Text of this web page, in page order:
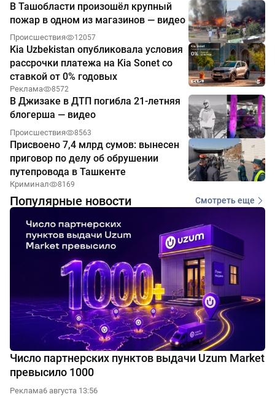
В Ташобласти произошёл крупный
пожар в одном из магазинов — видео
Происшествия 12057
Kia Uzbekistan опубликовала условия
рассрочки платежа на Kia Sonet со
ставкой от 0% годовых
Реклама 8572
В Джизаке в ДТП погибла 21-летняя
блогерша — видео
Происшествия 8563
Присвоено 7,4 млрд сумов: вынесен
приговор по делу об обрушении
путепровода в Ташкенте
Криминал 8169
Популярные новости Смотреть еще
Число партнерских пунктов выдачи Uzum Market
превысило 1000
Реклама6 августа 13:56